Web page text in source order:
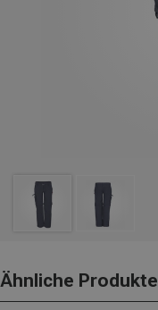
Ähnliche Produkte